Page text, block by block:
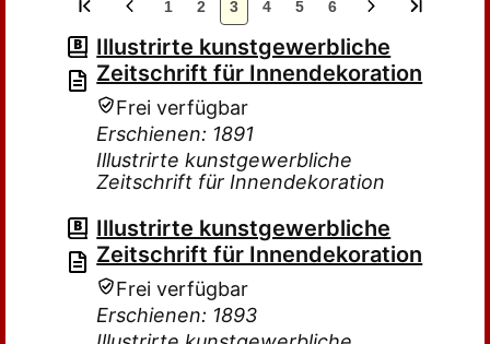
1 2 3 4 5 6
Illustrirte kunstgewerbliche
Zeitschrift für Innendekoration
Frei verfügbar
Erschienen: 1891
Illustrirte kunstgewerbliche
Zeitschrift für Innendekoration
Illustrirte kunstgewerbliche
Zeitschrift für Innendekoration
Frei verfügbar
Erschienen: 1893